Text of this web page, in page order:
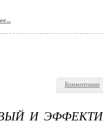
Комментарии
И